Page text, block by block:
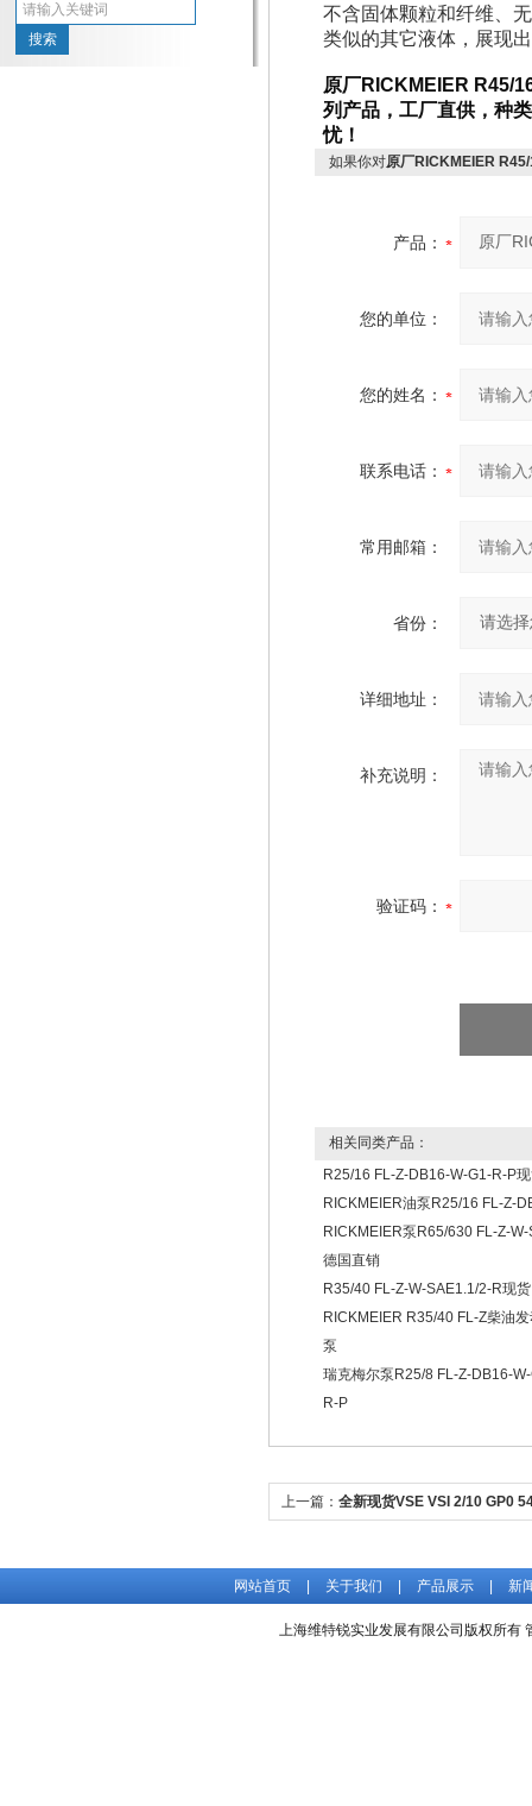
不含固体颗粒和纤维、
类似的其它液体，展现
原厂RICKMEIER R45/
列产品，工厂直供，种
忧！
如果你对原厂RICKMEIER
产品：
您的单位：
您的姓名：
联系电话：
常用邮箱：
省份：
详细地址：
补充说明：
验证码：
相关同类产品：
R25/16 FL-Z-DB16-W-G1-R-P
RICKMEIER油泵R25/16 FL-Z-
RICKMEIER泵R65/630 FL-Z-
德国直销
R35/40 FL-Z-W-SAE1.1/2-R现货
RICKMEIER R35/40 FL-Z柴油
泵
瑞克梅尔泵R25/8 FL-Z-DB16-
R-P
上一篇： 全新现货VSE VSI 2/10 GP0
网站首页 关于我们 产品展示 新
上海维特锐实业发展有限公司版权所有